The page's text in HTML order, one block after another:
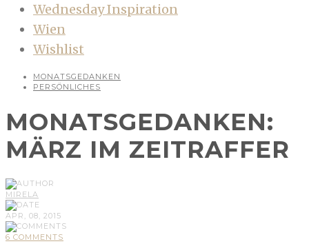
Wednesday Inspiration
Wien
Wishlist
MONATSGEDANKEN
PERSÖNLICHES
MONATSGEDANKEN:
MÄRZ IM ZEITRAFFER
MIRELA
APR, 08, 2015
6 COMMENTS